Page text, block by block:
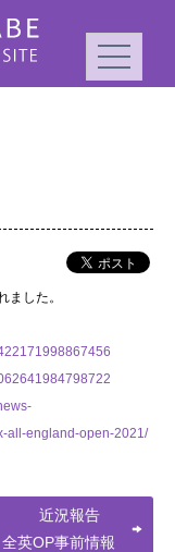
した。
all-england-open-2021/
近況報告
全英OP事前情報